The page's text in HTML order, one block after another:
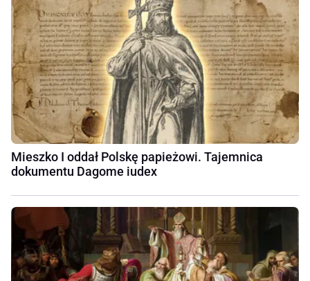
Mieszko I oddał Polskę papieżowi. Tajemnica
dokumentu Dagome iudex